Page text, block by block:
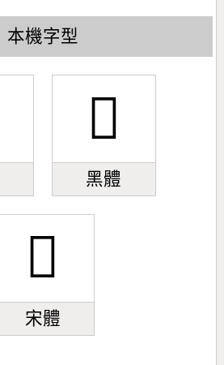
本機字型
󽻈
黑體
󽻈
宋體